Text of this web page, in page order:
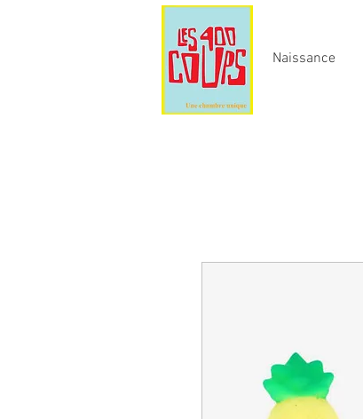
Naissance